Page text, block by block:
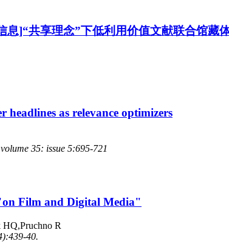
息]“共享理念”下低利用价值文献联合馆
headlines as relevance optimizers
35: issue 5:695-721
Film and Digital Media"
R
40.